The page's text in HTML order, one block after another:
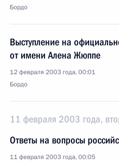
Бордо
Выступление на
от имени Алена Жюппе
12 февраля 2003 года, 00:01
Бордо
11 февраля 2003 года,
Ответы на вопросы
11 февраля 2003 года, 00:05